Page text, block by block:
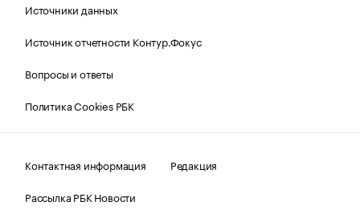
Источники данных
Источник отчетности Контур.Фокус
Вопросы и ответы
Политика Cookies РБК
Контактная информация
Редакция
Рассылка РБК Новости